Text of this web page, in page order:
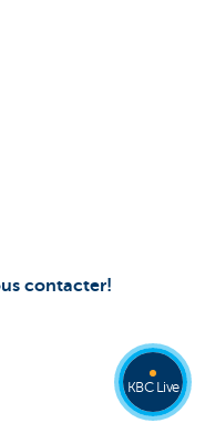
contacter!
KBC Live